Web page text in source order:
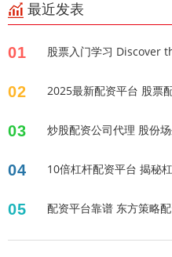
最近发表
01 股票入门学习 Discover
02 2025最新配资平台 股票
03 炒股配资公司代理 股份
04 10倍杠杆配资平台 揭秘
05 配资平台靠谱 东方策略